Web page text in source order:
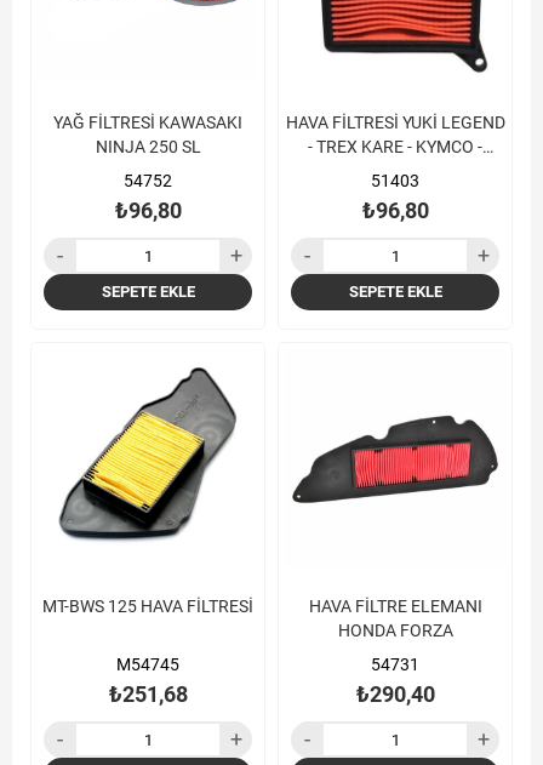
YAĞ FİLTRESİ KAWASAKI
NINJA 250 SL
54752
₺96,80
SEPETE EKLE
HAVA FİLTRESİ YUKİ LEGEND
- TREX KARE - KYMCO -
AGILITY 125 - MOVIE
51403
₺96,80
SEPETE EKLE
MT-BWS 125 HAVA FİLTRESİ
M54745
₺251,68
HAVA FİLTRE ELEMANI
HONDA FORZA
54731
₺290,40